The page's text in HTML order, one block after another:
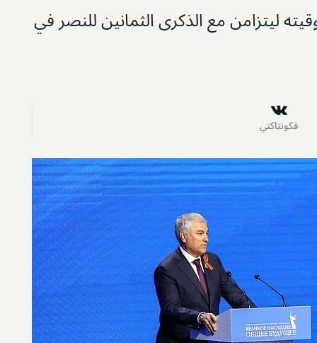
ليتزامن مع الذكرى الثمانين للنصر في
فكونتاكتي